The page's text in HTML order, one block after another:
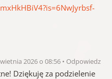
2026 o 08:56 Odpowiedz
Dziękuję za podzielenie